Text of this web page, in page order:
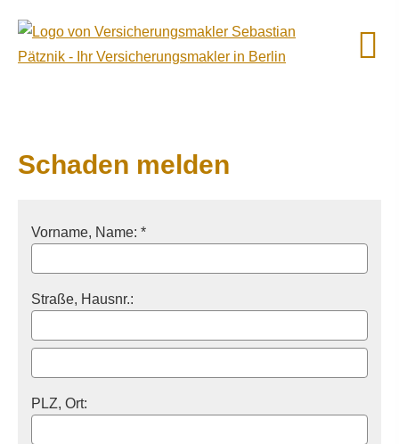
Schaden melden
Vorname, Name: *
Straße, Hausnr.:
PLZ, Ort: